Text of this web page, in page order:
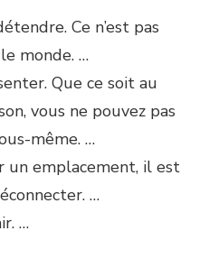
Ce n’est pas
monde. …
Que ce soit au
vous ne pouvez pas
même. …
un emplacement, il est
…
…